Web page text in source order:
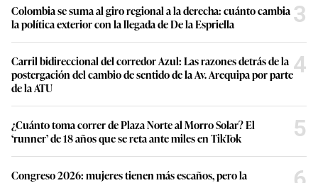
Colombia se suma al giro regional a la derecha: cuánto cambia
la política exterior con la llegada de De la Espriella
3
Carril bidireccional del corredor Azul: Las razones detrás de la
postergación del cambio de sentido de la Av. Arequipa por parte
de la ATU
4
¿Cuánto toma correr de Plaza Norte al Morro Solar? El
‘runner’ de 18 años que se reta ante miles en TikTok
5
Congreso 2026: mujeres tienen más escaños, pero la